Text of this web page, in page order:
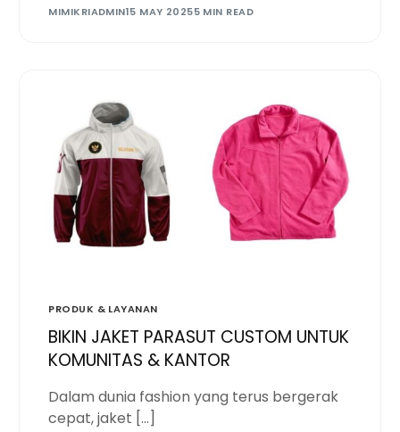
MIMIKRIADMIN15 MAY 20255 MIN READ
PRODUK & LAYANAN
BIKIN JAKET PARASUT CUSTOM UNTUK
KOMUNITAS & KANTOR
Dalam dunia fashion yang terus bergerak
cepat, jaket […]